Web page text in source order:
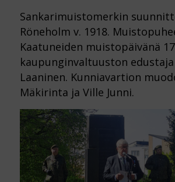
Sankarimuistomerkin
Röneholm v. 1918.
Kaatuneiden muistopäivänä
kaupunginvaltuuston
Laaninen. Kunniavartion
Mäkirinta ja Ville Junni.